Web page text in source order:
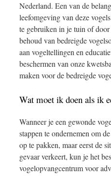
Nederland. Een van de
leefomgeving van deze
te gebruiken in je tuin of door
behoud van bedreigde
aan vogeltellingen en
beschermen van onze
maken voor de bedreigde
Wat moet ik doen als ik
Wanneer je een gewonde
stappen te ondernemen om
op te pakken, maar eerst de
gevaar verkeert, kun je het
vogelopvangcentrum voor